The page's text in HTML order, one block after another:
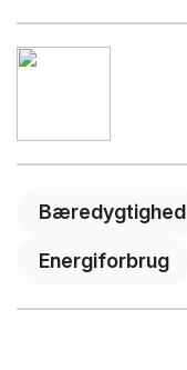
Bæredygtighed
Energiforbrug